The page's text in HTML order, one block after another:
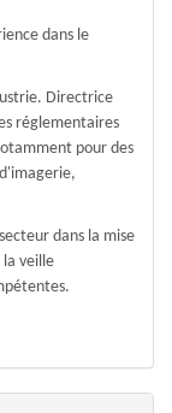
dans le
Directrice
réglementaires
pour des
dans la mise
veille